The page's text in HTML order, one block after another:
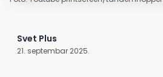
Svet Plus
21. septembar 2025.